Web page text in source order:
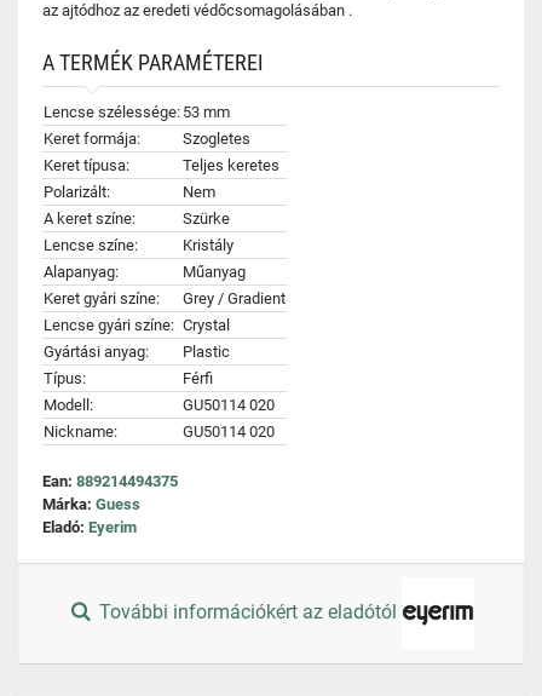
az ajtódhoz az eredeti védőcsomagolásában .
A TERMÉK PARAMÉTEREI
Lencse szélessége: 53 mm
Keret formája:
Szogletes
Keret típusa:
Teljes keretes
Polarizált:
Nem
A keret színe:
Szürke
Lencse színe:
Kristály
Alapanyag:
Műanyag
Keret gyári színe:
Grey / Gradient
Lencse gyári színe: Crystal
Gyártási anyag:
Plastic
Típus:
Férfi
Modell:
GU50114 020
Nickname:
GU50114 020
Ean: 889214494375
Márka: Guess
Eladó: Eyerim
További információkért az eladótól